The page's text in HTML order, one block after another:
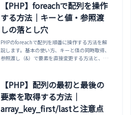
【PHP】foreachで配列を操作
する方法｜キーと値・参照渡
しの落とし穴
PHPのforeachで配列を順番に操作する方法を解
説します。基本の使い方、キーと値の同時取得、
参照渡し（&）で要素を直接変更する方法と、
めます。
【PHP】配列の最初と最後の
要素を取得する方法｜
array_key_first/lastと注意点